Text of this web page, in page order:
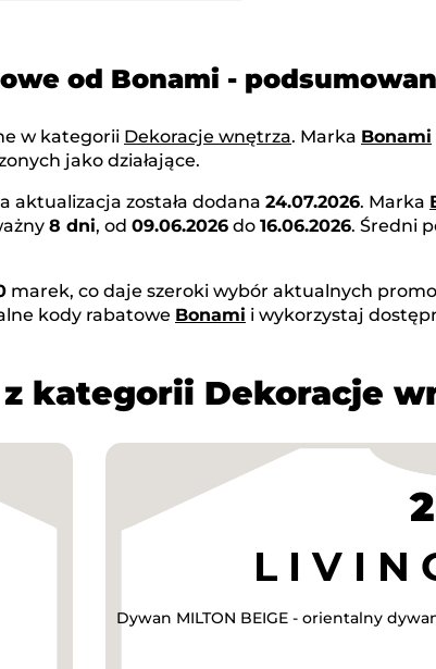
od Bonami -
w kategorii Dekoracje wnętrza. Marka Bonami
jako działające.
aktualizacja została dodana 24.07.2026. Marka
8 dni, od 09.06.2026 do 16.06.2026. Średni
marek, co daje szeroki wybór aktualnych
kody rabatowe Bonami i wykorzystaj
kategorii Dekoracje
Dywan MILTON BEIGE - orientalny